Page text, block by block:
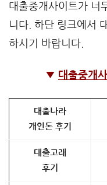
대출중개사이트가 너
니다. 하단 링크에서
하시기 바랍니다.
▼ 대출중개
대출나라
개인돈 후기
대출고래
후기